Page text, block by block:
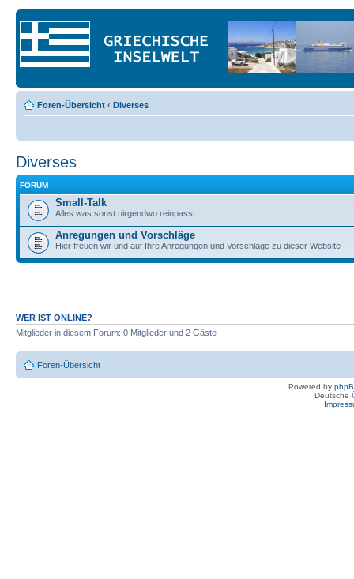
Foren-Übersicht ‹ Diverses
Diverses
FORUM
Small-Talk
Alles was sonst nirgendwo reinpasst
Anregungen und Vorschläge
Hier freuen wir und auf Ihre Anregungen und Vorschläge zu dieser Website
WER IST ONLINE?
Mitglieder in diesem Forum: 0 Mitglieder und 2 Gäste
Foren-Übersicht
Powered by
Deutsche